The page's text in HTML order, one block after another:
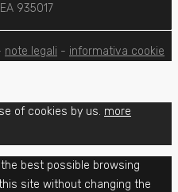
935017
note legali - informativa cookie
of cookies by us. more
best possible browsing
site without changing the